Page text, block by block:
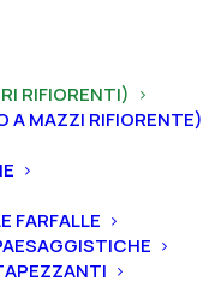
RIFIORENTI)
A MAZZI RIFIORENTE)
FARFALLE
fiori rifiorenti)
“Cristoforo
fiori